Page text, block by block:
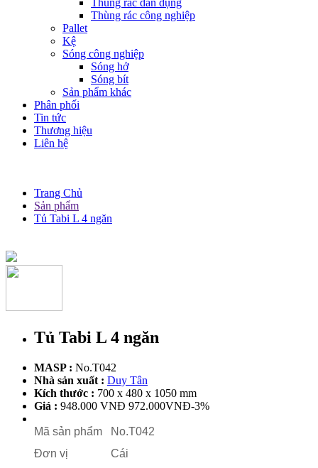
Thùng rác dân dụng
Thùng rác công nghiệp
Pallet
Kệ
Sóng công nghiệp
Sóng hở
Sóng bít
Sản phẩm khác
Phân phối
Tin tức
Thương hiệu
Liên hệ
Trang Chủ
Sản phẩm
Tủ Tabi L 4 ngăn
Tủ Tabi L 4 ngăn
MASP : No.T042
Nhà sản xuất : Duy Tân
Kích thước : 700 x 480 x 1050 mm
Giá : 948.000 VNĐ 972.000VNĐ-3%
Mã sản phẩm No.T042
Đơn vị Cái